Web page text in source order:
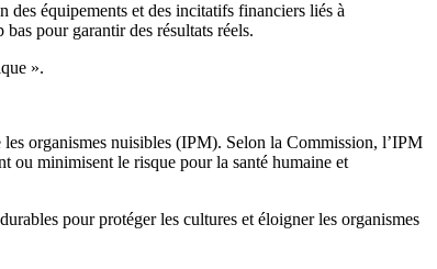
des équipements et des incitatifs financiers liés à
pour garantir des résultats réels.
».
les organismes nuisibles (IPM). Selon la Commission, l’IPM
ou minimisent le risque pour la santé humaine et
pour protéger les cultures et éloigner les organismes